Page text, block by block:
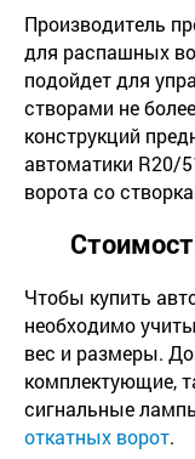
Производитель
для распашных
подойдет для
створами не
конструкций
автоматики R20/
ворота со
Чтобы купить
необходимо
вес и размеры.
комплектующие,
сигнальные
откатных ворот.